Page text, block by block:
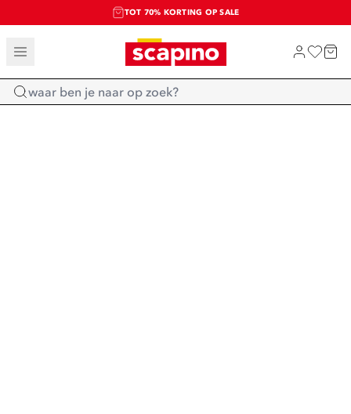
TOT 70% KORTING OP SALE
SALE: LAATSTE KANS!
SHOP NIEUW
Home